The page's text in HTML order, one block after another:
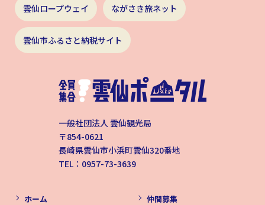
雲仙ロープウェイ ながさき旅ネット
雲仙市ふるさと納税サイト
一般社団法人 雲仙観光局
〒854-0621
長崎県雲仙市小浜町雲仙320番地
TEL：0957-73-3639
ホーム 仲間募集